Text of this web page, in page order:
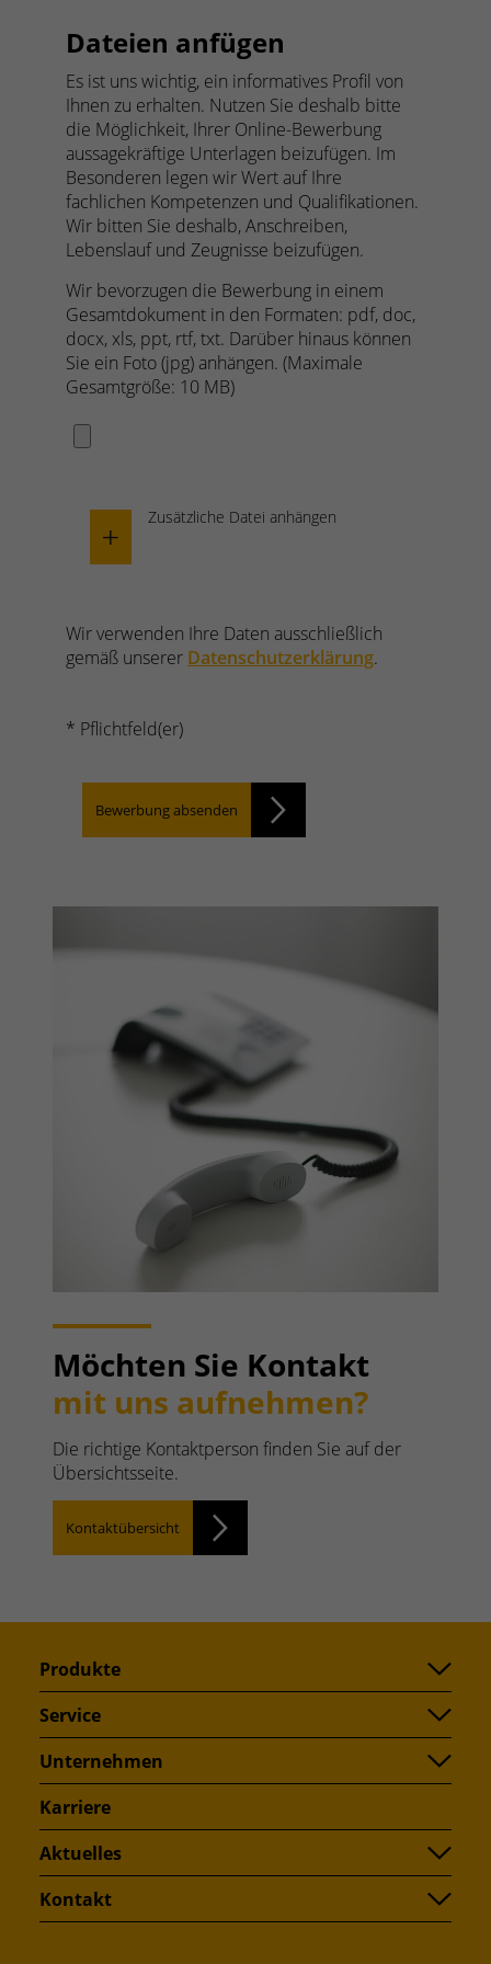
Dateien anfügen
Es ist uns wichtig, ein informatives Profil von
Ihnen zu erhalten. Nutzen Sie deshalb bitte
die Möglichkeit, Ihrer Online-Bewerbung
aussagekräftige Unterlagen beizufügen. Im
Besonderen legen wir Wert auf Ihre
fachlichen Kompetenzen und Qualifikationen.
Wir bitten Sie deshalb, Anschreiben,
Lebenslauf und Zeugnisse beizufügen.
Wir bevorzugen die Bewerbung in einem
Gesamtdokument in den Formaten: pdf, doc,
docx, xls, ppt, rtf, txt. Darüber hinaus können
Sie ein Foto (jpg) anhängen. (Maximale
Gesamtgröße: 10 MB)
Datei Hinzufügen
Zusätzliche Datei anhängen
Wir verwenden Ihre Daten ausschließlich
gemäß unserer Datenschutzerklärung.
* Pflichtfeld(er)
Bewerbung absenden
Möchten Sie Kontakt
mit uns aufnehmen?
Die richtige Kontaktperson finden Sie auf der
Übersichtsseite.
Kontaktübersicht
Produkte
Service
Unternehmen
Karriere
Aktuelles
Kontakt